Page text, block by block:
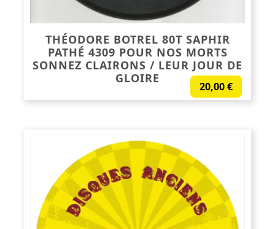
THÉODORE BOTREL 80T SAPHIR
PATHÉ 4309 POUR NOS MORTS
SONNEZ CLAIRONS / LEUR JOUR DE
GLOIRE
20,00€